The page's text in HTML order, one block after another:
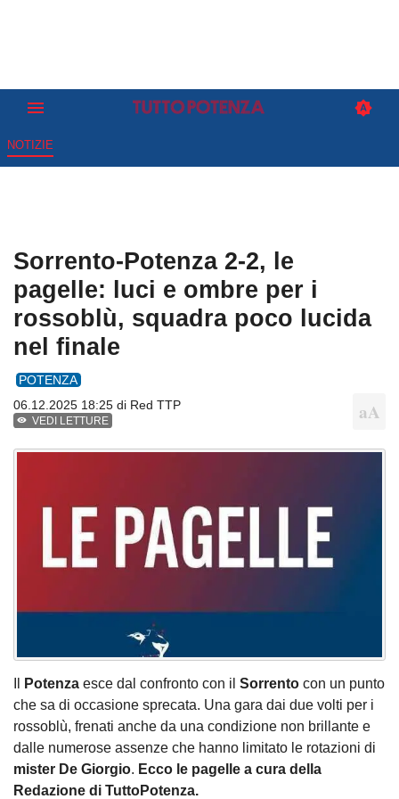
NOTIZIE
Sorrento-Potenza 2-2, le
pagelle: luci e ombre per i
rossoblù, squadra poco lucida
nel finale
POTENZA
06.12.2025 18:25 di Red TTP
VEDI LETTURE
Potenza esce dal confronto con il Sorrento con un punto
che sa di occasione sprecata. Una gara dai due volti per i
rossoblù, frenati anche da una condizione non brillante e
dalle numerose assenze che hanno limitato le rotazioni di
mister De Giorgio. Ecco le pagelle a cura della
Redazione di TuttoPotenza.